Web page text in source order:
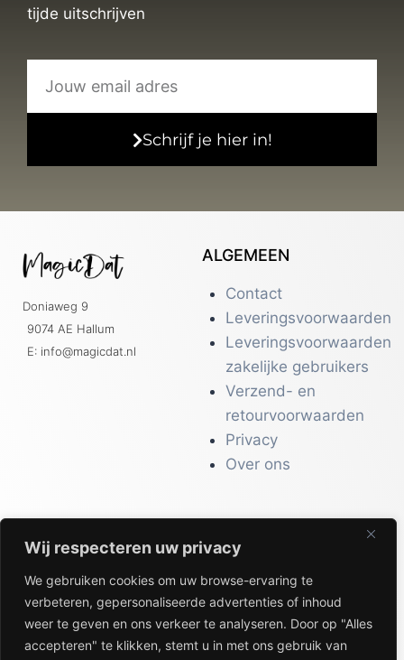
Wij respecteren uw privacy
We gebruiken cookies om uw browse-ervaring te
verbeteren, gepersonaliseerde advertenties of inhoud
weer te geven en ons verkeer te analyseren. Door op "Alles
accepteren" te klikken, stemt u in met ons gebruik van
tijde uitschrijven
Schrijf je hier in!
Doniaweg 9
9074 AE Hallum
E: info@magicdat.nl
ALGEMEEN
Contact
Leveringsvoorwaarden
Leveringsvoorwaarden
zakelijke gebruikers
Verzend- en
retourvoorwaarden
Privacy
Over ons
CATALOGI
Workwear &
Veiligheid
Kantoor & Receptie